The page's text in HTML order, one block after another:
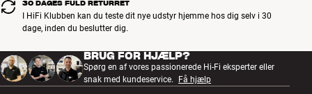
30 DAGES FULD RETURRET
I HiFi Klubben kan du teste dit nye udstyr hjemme hos dig selv i 30
dage, inden du beslutter dig.
BRUG FOR HJÆLP?
Spørg en af vores passionerede Hi-Fi eksperter eller
snak med kundeservice.
Få hjælp